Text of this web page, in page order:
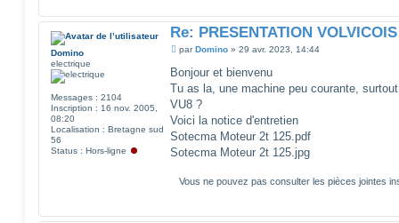
Domino
electrique
Messages : 2104
Inscription : 16 nov. 2005,
08:20
Localisation : Bretagne sud
56
Status : Hors-ligne
Re: PRESENTATION VOLVICOIS
M
s
a
g
parDomino »29 avr. 2023, 14:44
Bonjour et bienvenu
Tu as la, une machine peu courante,
VU8 ?
Voici la notice d'entretien
Sotecma Moteur 2t 125.pdf
Sotecma Moteur 2t 125.jpg
Vous ne pouvez pas consulter les pièces jointes